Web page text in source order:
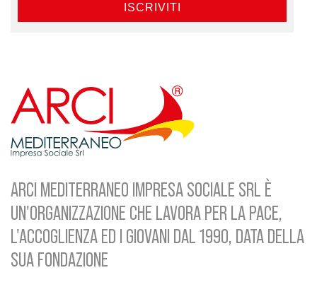
ARCI MEDITERRANEO IMPRESA SOCIALE SRL È
UN'ORGANIZZAZIONE CHE LAVORA PER LA PACE,
L'ACCOGLIENZA ED I GIOVANI DAL 1990, DATA DELLA
SUA FONDAZIONE